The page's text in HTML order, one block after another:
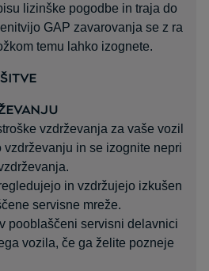
lizinške pogodbe in traja do
GAP zavarovanja se z ra
temu lahko izognete.
vzdrževanja za vaše vozil
vzdrževanju in se izognite nepri
in vzdržujejo izkušen
servisne mreže.
pooblaščeni servisni delavnici
vozila, če ga želite pozneje